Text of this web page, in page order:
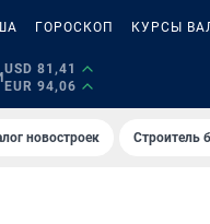
ГОРОСКОП КУРСЫ
USD 81,41
EUR 94,06
новостроек Строитель